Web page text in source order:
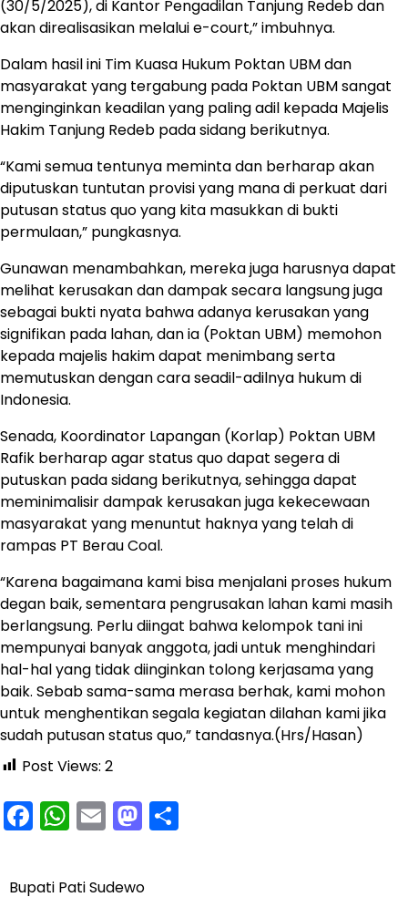
(30/5/2025), di Kantor Pengadilan Tanjung Redeb dan
akan direalisasikan melalui e-court,” imbuhnya.
Dalam hasil ini Tim Kuasa Hukum Poktan UBM dan
masyarakat yang tergabung pada Poktan UBM sangat
menginginkan keadilan yang paling adil kepada Majelis
Hakim Tanjung Redeb pada sidang berikutnya.
“Kami semua tentunya meminta dan berharap akan
diputuskan tuntutan provisi yang mana di perkuat dari
putusan status quo yang kita masukkan di bukti
permulaan,” pungkasnya.
Gunawan menambahkan, mereka juga harusnya dapat
melihat kerusakan dan dampak secara langsung juga
sebagai bukti nyata bahwa adanya kerusakan yang
signifikan pada lahan, dan ia (Poktan UBM) memohon
kepada majelis hakim dapat menimbang serta
memutuskan dengan cara seadil-adilnya hukum di
Indonesia.
Senada, Koordinator Lapangan (Korlap) Poktan UBM
Rafik berharap agar status quo dapat segera di
putuskan pada sidang berikutnya, sehingga dapat
meminimalisir dampak kerusakan juga kekecewaan
masyarakat yang menuntut haknya yang telah di
rampas PT Berau Coal.
“Karena bagaimana kami bisa menjalani proses hukum
degan baik, sementara pengrusakan lahan kami masih
berlangsung. Perlu diingat bahwa kelompok tani ini
mempunyai banyak anggota, jadi untuk menghindari
hal-hal yang tidak diinginkan tolong kerjasama yang
baik. Sebab sama-sama merasa berhak, kami mohon
untuk menghentikan segala kegiatan dilahan kami jika
sudah putusan status quo,” tandasnya.(Hrs/Hasan)
Post Views: 2
Facebook
WhatsApp
EmailMastodon
Navigasi
Bupati Pati Sudewo